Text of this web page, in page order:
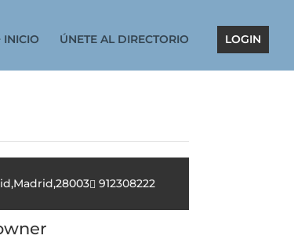
INICIO ÚNETE AL DIRECTORIO LOGIN
,Madrid,28003 912308222